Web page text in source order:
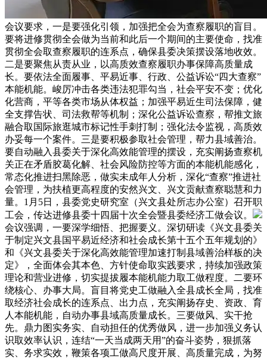
会议要求，一是要强化引领，加强把全会为查察履职的盲目。
要将进修贯彻全会做为当前和此后一个期间的主要使命，找准
贯彻全会取查察履职的连系点，确保县委决策摆设落地收效。
二是要聚焦从责从业，以高质效查察履职办事保障高质量成
长。要依法全面履事、平易近事、行政、公益诉讼“四大查察”
本能机能。峻厉冲击各类违法犯罪勾当，社会平安不变；优化
化营商，平等各类市场从体权益；加强平易近生司法保障，健
全支撑告状、司法救帮等机制；深化公益诉讼查察，帮推文旅
融合取国际旅逛城市标记性手刺打制；强化法令监视，高质效
办妥每一个案件。三是要积极参取社会管理，帮力县域善治。
要自动融入县委关于深化高效能管理的摆设，充实阐扬查察机
关正在矛盾胶葛化解、社会风险防控等方面的本能机能感化，
常态化推进扫黑除恶，做实未成年人分析，深化“查察”推进社
会管理，为扶植更高程度的安然兴文、兴文贡献查察聪慧和力
量。1月5日，县委党史研究室（兴文县处所志办公室）召开职
工会，传达进修县委十四届十次全会暨县委经济工做会议。
会议强调，一要深学细悟、把握要义。深切研读《兴文县委关
于制定兴文县国平易近经济和社会成长第十五个五年规划的》
和《兴文县委关于深化高效能管理加速打制县域善治样板的决
定》，全面体会其本色、方针使命取实践要求，持续加强政策
理论和营业进修，切实提拔履本能机能力取工做程度。二要环
绕核心、办事大局。盲目将党史工做融入全县成长全局，找准
取经济社会成长的连系点、出力点，充实阐扬存史、资政、育
人本能机能，自动办事县域高质量成长。三要做风、实干抢
先。鼎力图实务实、自动担任的优秀做风，进一步加强义务认
识取效率认识，连结“一天当成两天用”的奋斗姿势，狠抓落
实、务求实效，鞭策各项工做高尺度开展、高质量完成，为努